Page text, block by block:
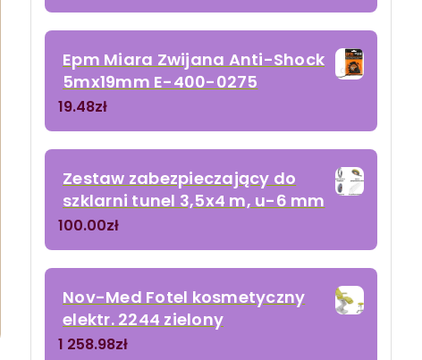
Epm Miara Zwijana Anti-Shock
5mx19mm E-400-0275
19.48zł
Zestaw zabezpieczający do
szklarni tunel 3,5x4 m, u-6 mm
100.00zł
Nov-Med Fotel kosmetyczny
elektr. 2244 zielony
1 258.98zł